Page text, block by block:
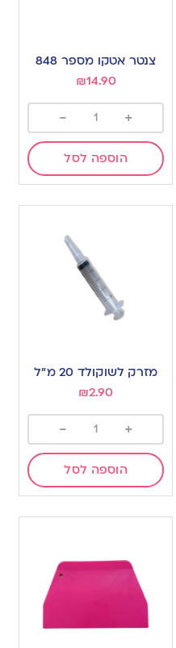
צנטר אטקו מספר 848
₪14.90
+
-
הוספה לסל
מזרק לשוקולד 20 מ”ל
₪2.90
+
-
הוספה לסל